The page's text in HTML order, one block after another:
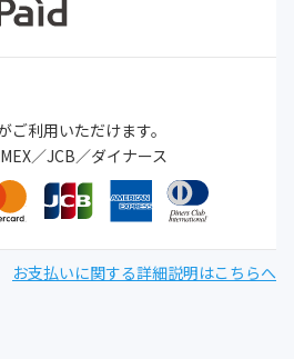
利用いただけます。
／JCB／ダイナース
お支払いに関する詳細説明はこちらへ